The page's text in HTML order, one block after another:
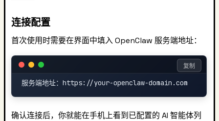
连接配置
首次使用时需要在界面中填入 OpenClaw 服务端地址：
复制
确认连接后，你就能在手机上看到已配置的 AI 智能体列